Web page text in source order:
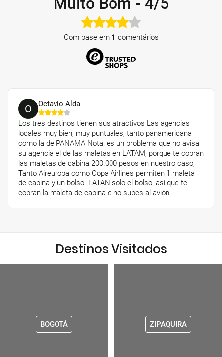
Com base em 1 comentários
O Octavio Alda
Los tres destinos tienen sus atractivos Las agencias
locales muy bien, muy puntuales, tanto panamericana
como la de PANAMA Nota: es un problema que no avisa
su agencia el de las maletas en LATAM, porque te cobran
las maletas de cabina 200.000 pesos en nuestro caso,
Tanto Aireuropa como Copa Airlines permiten 1 maleta
de cabina y un bolso. LATAN solo el bolso, así que te
cobran la maleta de cabina o no subes al avión.
Destinos Visitados
BOGOTÁ ZIPAQUIRA